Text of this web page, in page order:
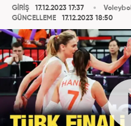
GİRİŞ
17.12.2023 17:37
GÜNCELLEME
17.12.2023 18:50
Voleybol